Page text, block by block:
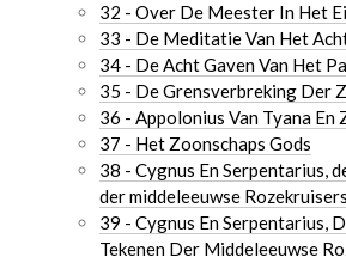
32 - Over De Meester In Het
33 - De Meditatie Van Het
34 - De Acht Gaven Van Het
35 - De Grensverbreking Der
36 - Appolonius Van Tyana En
37 - Het Zoonschaps Gods
38 - Cygnus En Serpentarius,
der middeleeuwse
39 - Cygnus En Serpentarius,
Tekenen Der Middeleeuwse